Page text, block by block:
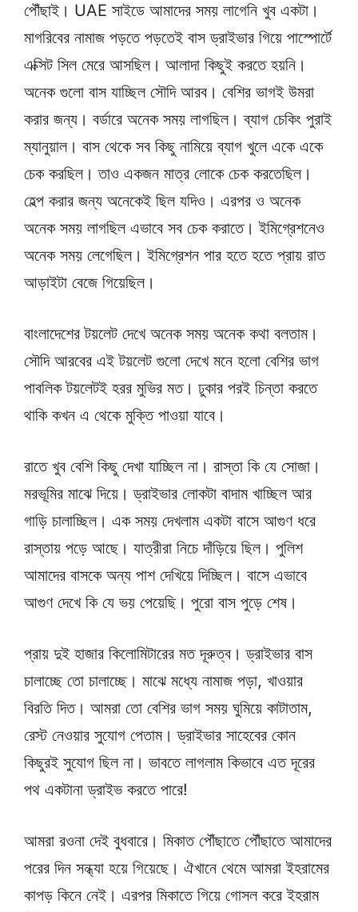
পৌঁছাই। UAE সাইডে আমাদের সময় লাগেনি খুব একটা।
মাগরিবের নামাজ পড়তে পড়তেই বাস ড্রাইভার গিয়ে পাস্পোর্টে
এক্সিট সিল মেরে আসছিল। আলাদা কিছুই করতে হয়নি।
অনেক গুলো বাস যাচ্ছিল সৌদি আরব। বেশির ভাগই উমরা
করার জন্য। বর্ডারে অনেক সময় লাগছিল। ব্যাগ চেকিং পুরাই
ম্যানুয়াল। বাস থেকে সব কিছু নামিয়ে ব্যাগ খুলে একে একে
চেক করছিল। তাও একজন মাত্র লোকে চেক করতেছিল।
হেল্প করার জন্য অনেকেই ছিল যদিও। এরপর ও অনেক
অনেক সময় লাগছিল এভাবে সব চেক করাতে। ইমিগ্রেশনেও
অনেক সময় লেগেছিল। ইমিগ্রেশন পার হতে হতে প্রায় রাত
আড়াইটা বেজে গিয়েছিল।
বাংলাদেশের টয়লেট দেখে অনেক সময় অনেক কথা বলতাম।
সৌদি আরবের এই টয়লেট গুলো দেখে মনে হলো বেশির ভাগ
পাবলিক টয়লেটই হরর মুভির মত। ঢুকার পরই চিন্তা করতে
থাকি কখন এ থেকে মুক্তি পাওয়া যাবে।
রাতে খুব বেশি কিছু দেখা যাচ্ছিল না। রাস্তা কি যে সোজা।
মরভূমির মাঝে দিয়ে। ড্রাইভার লোকটা বাদাম খাচ্ছিল আর
গাড়ি চালাচ্ছিল। এক সময় দেখলাম একটা বাসে আগুণ ধরে
রাস্তায় পড়ে আছে। যাত্রীরা নিচে দাঁড়িয়ে ছিল। পুলিশ
আমাদের বাসকে অন্য পাশ দেখিয়ে দিচ্ছিল। বাসে এভাবে
আগুণ দেখে কি যে ভয় পেয়েছি। পুরো বাস পুড়ে শেষ।
প্রায় দুই হাজার কিলোমিটারের মত দূরুত্ব। ড্রাইভার বাস
চালাচ্ছে তো চালাচ্ছে। মাঝে মধ্যে নামাজ পড়া, খাওয়ার
বিরতি দিত। আমরা তো বেশির ভাগ সময় ঘুমিয়ে কাটাতাম,
রেস্ট নেওয়ার সুযোগ পেতাম। ড্রাইভার সাহেবের কোন
কিছুরই সুযোগ ছিল না। ভাবতে লাগলাম কিভাবে এত দূরের
পথ একটানা ড্রাইভ করতে পারে!
আমরা রওনা দেই বুধবারে। মিকাত পৌঁছাতে পৌঁছাতে আমাদের
পরের দিন সন্ধ্যা হয়ে গিয়েছে। ঐখানে থেমে আমরা ইহরামের
কাপড় কিনে নেই। এরপর মিকাতে গিয়ে গোসল করে ইহরাম